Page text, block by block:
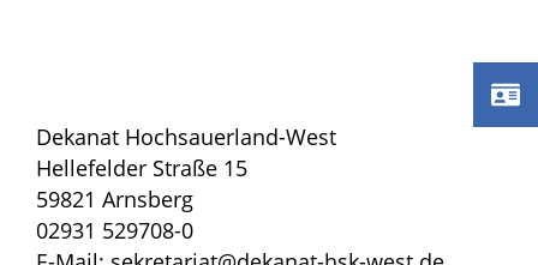
Dekanat Hochsauerland-West
Hellefelder Straße 15
59821 Arnsberg
02931 529708-0